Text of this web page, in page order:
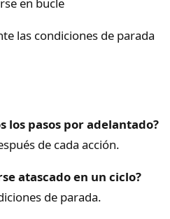
en bucle
las condiciones de parada
los pasos por adelantado?
de cada acción.
atascado en un ciclo?
de parada.